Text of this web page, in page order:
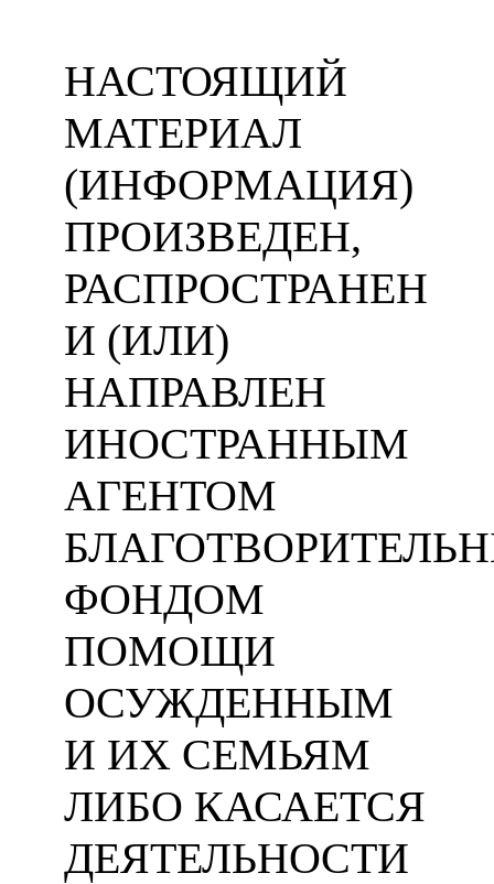
НАСТОЯЩИЙ
МАТЕРИАЛ
(ИНФОРМАЦИЯ)
ПРОИЗВЕДЕН,
РАСПРОСТРАНЕН
И (ИЛИ)
НАПРАВЛЕН
ИНОСТРАННЫМ
АГЕНТОМ
ФОНДОМ
ПОМОЩИ
ОСУЖДЕННЫМ
И ИХ СЕМЬЯМ
ЛИБО КАСАЕТСЯ
ДЕЯТЕЛЬНОСТИ